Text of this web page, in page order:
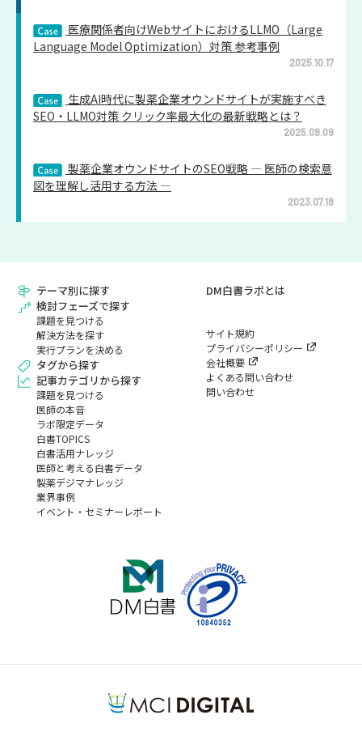
医療関係者向けWebサイトにおけるLLMO（Large
Language Model Optimization）対策 参考事例
2025.10.17
生成AI時代に製薬企業オウンドサイトが実施すべき
SEO・LLMO対策 クリック率最大化の最新戦略とは？
2025.09.09
製薬企業オウンドサイトのSEO戦略 ― 医師の検索意
図を理解し活用する方法 ―
2023.07.18
テーマ別に探す
検討フェーズで探す
課題を見つける
解決方法を探す
実行プランを決める
タグから探す
記事カテゴリから探す
課題を見つける
医師の本音
ラボ限定データ
白書TOPICS
白書活用ナレッジ
医師と考える白書データ
製薬デジマナレッジ
業界事例
イベント・セミナーレポート
DM白書ラボとは
サイト規約
プライバシーポリシー
会社概要
よくある問い合わせ
問い合わせ